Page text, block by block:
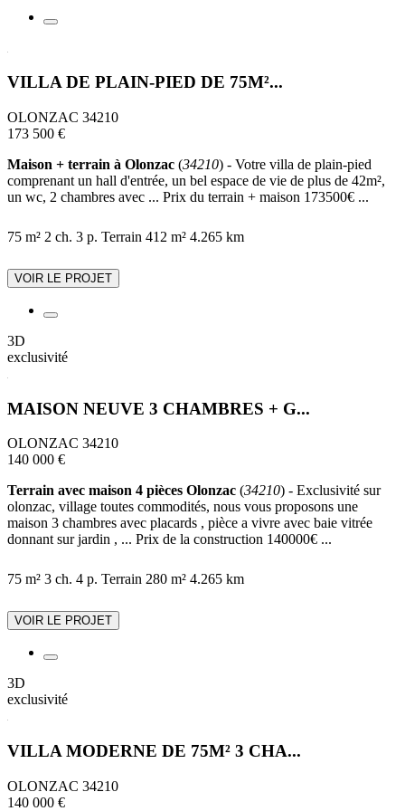
VILLA DE PLAIN-PIED DE 75M²...
OLONZAC 34210
173 500 €
Maison + terrain à Olonzac (34210) - Votre villa de plain-pied
comprenant un hall d'entrée, un bel espace de vie de plus de 42m²,
un wc, 2 chambres avec ... Prix du terrain + maison 173500€ ...
75 m² 2 ch. 3 p. Terrain 412 m² 4.265 km
VOIR LE PROJET
3D
exclusivité
MAISON NEUVE 3 CHAMBRES + G...
OLONZAC 34210
140 000 €
Terrain avec maison 4 pièces Olonzac (34210) - Exclusivité sur
olonzac, village toutes commodités, nous vous proposons une
maison 3 chambres avec placards , pièce a vivre avec baie vitrée
donnant sur jardin , ... Prix de la construction 140000€ ...
75 m² 3 ch. 4 p. Terrain 280 m² 4.265 km
VOIR LE PROJET
3D
exclusivité
VILLA MODERNE DE 75M² 3 CHA...
OLONZAC 34210
140 000 €